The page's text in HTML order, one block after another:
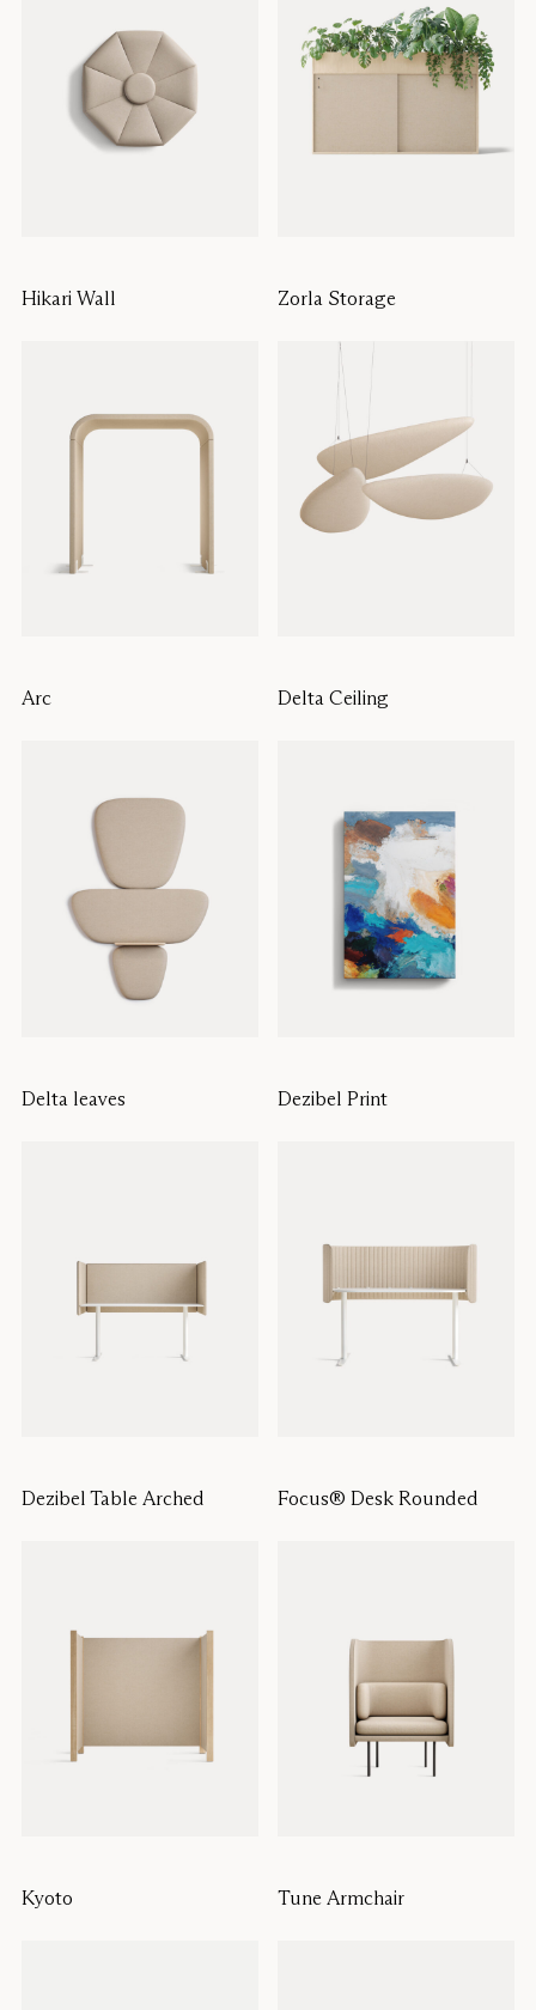
Hikari Wall Zorla Storage
Arc Delta Ceiling
Delta leaves Dezibel Print
Dezibel Table Arched Focus® Desk Rounded
Kyoto Tune Armchair